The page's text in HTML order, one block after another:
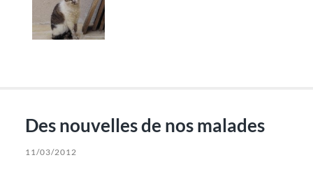
Des nouvelles de nos malades
11/03/2012